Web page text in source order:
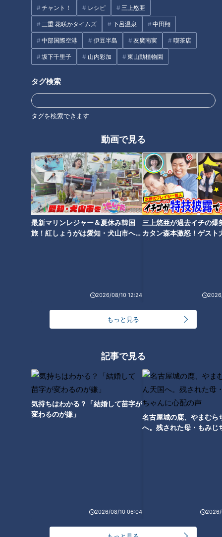
チャント！ レシピ 三上悠亜
三重 花咲かタイムズ 下呂温泉 中田翔
中部国際空港 伊豆半島 友廣南実 喫茶店
坂下千里子 山内彩加 東山動植物園
タグ検索
タグを検索できます
動画で見る
最新マリンレジャー＆夏休み韓国
旅！紅しょうがは愛知・犬山市へ
2026/08/10 12:24
三上悠亜が過去イチの爆
カタン森本激怒！ゲスト
もっと見る
記事で見る
気持ちはわかる？「結婚して苗字が
変わるのが嫌」
2026/08/10 06:04
名古屋城の鹿、やまむら
へ。残された母・もみじ
2026/
今年4月にリニューアルオープンし、4歳以上から入れる岩盤
浴エリアや最新サウナが続々登場！本格的なテントサウナに、
透明なドーム状のサウナのほか、名古屋市内では珍しい樽型の
サウナ小屋「バレルサウナ」が新たに仲間入りしました。注目
は、マイナス20度の極寒サウナ「THE COOL GANG」。発汗
後のクールダウンにオススメ！
また、きらびやかな照明が特徴の新感覚サウナ「FUNKY
ブサウナは、オートロウリュで楽しく発汗できます。新登場の
が勢ぞろい。ひつまぶしや手羽先の唐揚げなどの名古屋名物は
もちろん、新鮮な海鮮の浜焼きまで堪能できます。
キャナルリゾート